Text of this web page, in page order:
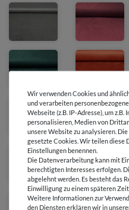
Ausverkauft
Wir verwenden Cookies und
und verarbeiten
Webseite (z.B. IP-Adresse), um z.B.
personalisieren, Medien von
unsere Website zu analysieren.
gesetzte Cookies. Wir teilen diese
Einstellungen benennen.
Die Datenverarbeitung kann mit
berechtigten Interesses erfolgen.
abgelehnt werden. Es besteht das
Einwilligung zu einem späteren
Weitere Informationen zur
den Diensten erklären wir in